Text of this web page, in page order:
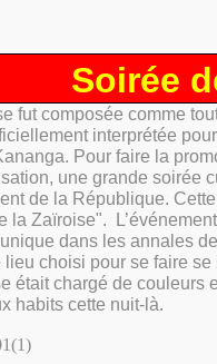
Soirée
fut composée comme
interprétée
Pour faire la
une grande soirée
de la République.
la Zaïroise".
dans les annales
lieu choisi pour se faire
était chargé de couleurs
habits cette nuit-là.